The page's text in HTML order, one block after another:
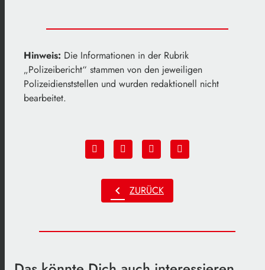
Hinweis: Die Informationen in der Rubrik
„Polizeibericht“ stammen von den jeweiligen
Polizeidienststellen und wurden redaktionell nicht
bearbeitet.
chevron_left ZURÜCK